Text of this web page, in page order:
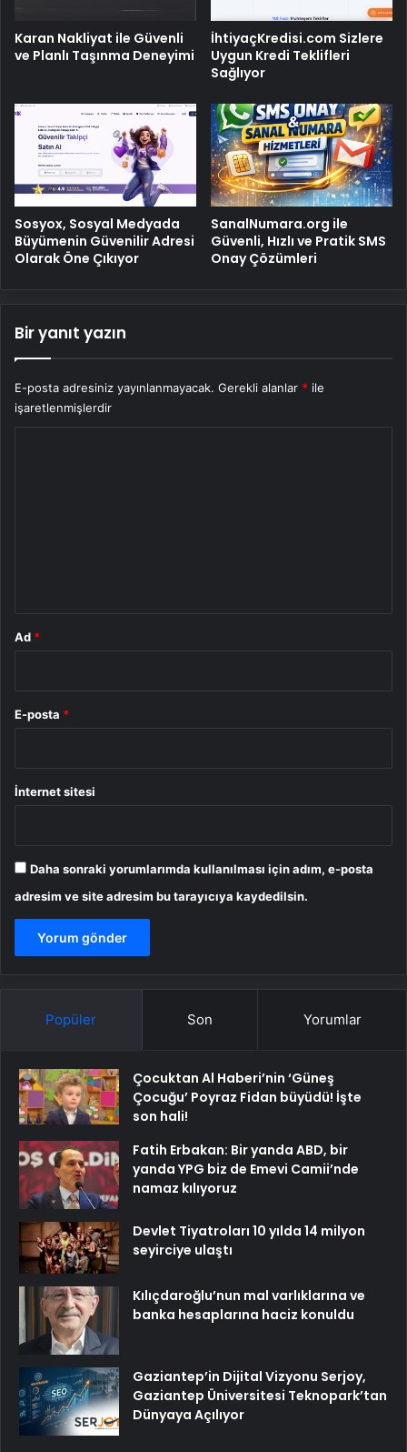
Karan Nakliyat ile Güvenli
ve Planlı Taşınma Deneyimi
İhtiyaçKredisi.com Sizlere
Uygun Kredi Teklifleri
Sağlıyor
Sosyox, Sosyal Medyada
Büyümenin Güvenilir Adresi
Olarak Öne Çıkıyor
SanalNumara.org ile
Güvenli, Hızlı ve Pratik SMS
Onay Çözümleri
Bir yanıt yazın
E-posta adresiniz yayınlanmayacak. Gerekli alanlar * ile
işaretlenmişlerdir
Ad *
E-posta *
İnternet sitesi
Daha sonraki yorumlarımda kullanılması için adım, e-posta
adresim ve site adresim bu tarayıcıya kaydedilsin.
Popüler Son Yorumlar
Çocuktan Al Haberi’nin ‘Güneş
Çocuğu’ Poyraz Fidan büyüdü! İşte
son hali!
Fatih Erbakan: Bir yanda ABD, bir
yanda YPG biz de Emevi Camii’nde
namaz kılıyoruz
Devlet Tiyatroları 10 yılda 14 milyon
seyirciye ulaştı
Kılıçdaroğlu’nun mal varlıklarına ve
banka hesaplarına haciz konuldu
Gaziantep’in Dijital Vizyonu Serjoy,
Gaziantep Üniversitesi Teknopark’tan
Dünyaya Açılıyor